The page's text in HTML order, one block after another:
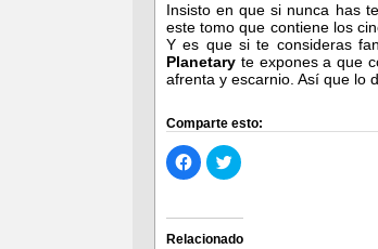
Insisto en que si nunca has
este tomo que contiene los
Y es que si te consideras
Planetary te expones a que
afrenta y escarnio. Así que lo
Comparte esto:
Haz
clic
para
Facebook
(Se
Haz
clic
Twitter
(Se
Relacionado